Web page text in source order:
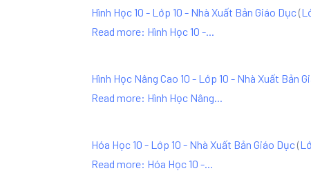
Hình Học 10 - Lớp 10 - Nhà Xuất Bản Giáo Dục(
Read more: Hình Học 10 -...
Hình Học Nâng Cao 10 - Lớp 10 - Nhà Xuất Bản
Read more: Hình Học Nâng...
Hóa Học 10 - Lớp 10 - Nhà Xuất Bản Giáo Dục(
Read more: Hóa Học 10 -...